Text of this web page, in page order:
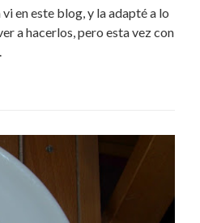
en este blog, y la adapté a lo
a hacerlos, pero esta vez con